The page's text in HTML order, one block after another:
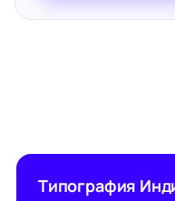
Типография